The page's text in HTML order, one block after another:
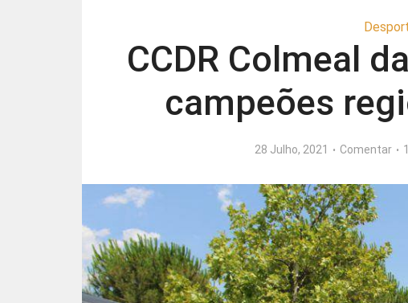
CCDR Colmeal
campeões
28 Julho, 2021 Comentar